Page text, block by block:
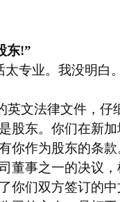
东!”
太专业。我没明白
英文法律文件，仔
股东。你们在新
你作为股东的条
董事之一的决议
你们双方签订的